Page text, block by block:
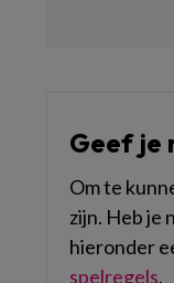
Geef je
Om te
zijn. Heb je
hieronder
spelregels.